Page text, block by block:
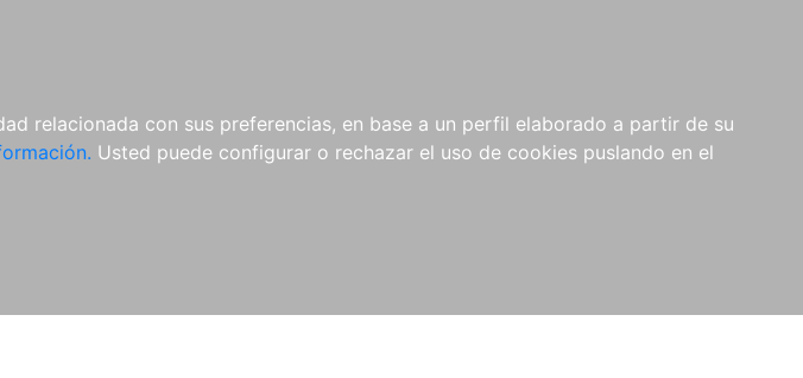
relacionada con sus preferencias, en base a un perfil elaborado a partir de su
Usted puede configurar o rechazar el uso de cookies puslando en el